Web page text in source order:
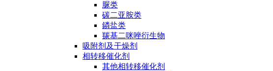
脲类
碳二亚胺类
鏻盐类
羰基二咪唑衍生物
吸附剂及干燥剂
相转移催化剂
其他相转移催化剂